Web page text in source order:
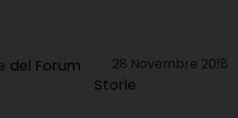
28 Novembre 2018
del Forum
Storie